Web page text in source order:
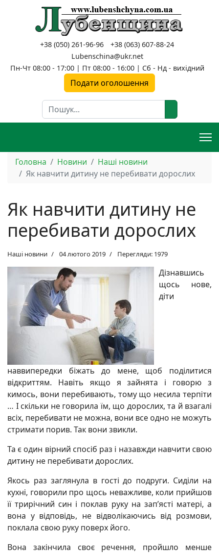
+38 (050) 261-96-96
+38 (063) 607-88-24
Lubenschina@ukr.net
Пн-Чт 08:00 - 17:00 | Пт 08:00 - 16:00 | Сб - Нд - вихідний
Подати оголошення
Пошук
Головна Новини
Наші новини
Як навчити дитину не перебивати дорослих
Як навчити дитину не
перебивати дорослих
Наші новини 04 лютого 2019 Перегляди: 1979
Дізнавшись
щось нове,
діти
наввипередки біжать до мене, щоб поділитися
відкриттям. Навіть якщо я зайнята і говорю з
кимось, вони перебивають, тому що несила терпіти
… І скільки не говорила їм, що дорослих, та й взагалі
всіх, пеpeбивати не можна, вони все одно не можуть
cтримати порив. Так вони звикли.
Та є один вірний спосіб раз і назавжди навчити свою
дитину не перебивати дорослих.
Якось раз заглянула в гості до подруги. Сиділи на
кухні, говорили про щось неважливе, коли прийшов
її трирічний син і поклав руку на зап’ясті матері, а
вона у відповідь, не відволікаючись від розмови,
поклала свою руку поверх його.
Вона закінчила своє речення, пройшло менше